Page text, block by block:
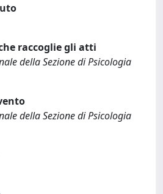
raccoglie gli atti
della Sezione di Psicologia
della Sezione di Psicologia